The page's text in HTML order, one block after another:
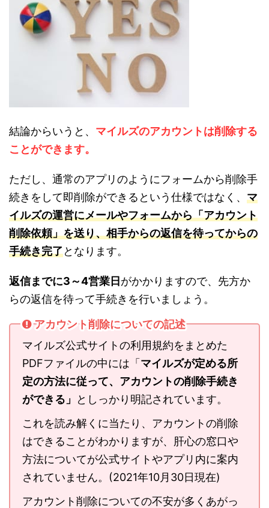
結論からいうと、 マイルズのアカウントは削除する
ことができます。
ただし、通常のアプリのようにフォームから削除手
続きをして即削除ができるという仕様ではなく、 マ
イルズの運営にメールやフォームから「アカウント
削除依頼」を送り、相手からの返信を待ってからの
手続き完了となります。
返信までに3～4営業日 がかかりますので、先方か
らの返信を待って手続きを行いましょう。
アカウント削除についての記述
マイルズ公式サイトの利用規約をまとめた
PDFファイルの中には「 マイルズが定める所
定の方法に従って、アカウントの削除手続き
ができる」
としっかり明記されています。
これを読み解くに当たり、アカウントの削除
はできることがわかりますが、肝心の窓口や
方法についてが公式サイトやアプリ内に案内
されていません。(2021年10月30日現在)
アカウント削除についての不安が多くあがっ